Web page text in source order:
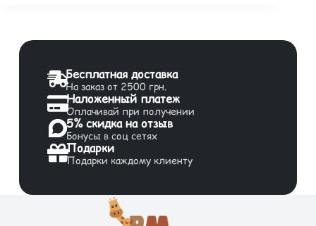
Бесплатная доставка
На заказ от 2500 грн.
Наложенный платеж
Оплачивай при получении
5% скидка на отзыв
Бонусы в соц сетях
Подарки
Подарки каждому клиенту